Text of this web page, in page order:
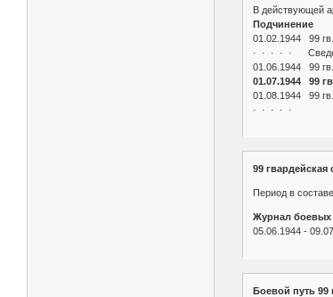
В действующей
Подчинение
01.02.1944 99
· · · · ·
01.06.1944 99
01.07.1944 99
01.08.1944 99
· · · · ·
99 гвардейская
Период в
Журнал боевых
05.06.1944 -
Боевой путь 99